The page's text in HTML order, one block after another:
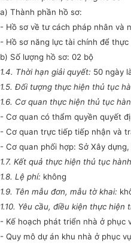
a) Thành phần hồ sơ:
- Hồ sơ về tư cách pháp nhân và
- Hồ sơ năng lực tài chính để
b) Số lượng hồ sơ: 02 bộ
1.4. Thời hạn giải quyết: 50 ngày
1.5. Đối tượng thực hiện thủ tục
1.6. Cơ quan thực hiện thủ tục
- Cơ quan có thẩm quyền quyết
- Cơ quan trực tiếp tiếp nhận và
- Cơ quan phối hợp: Sở Xây
1.7. Kết quả thực hiện thủ tục
1.8. Lệ phí: không
1.9. Tên mẫu đơn, mẫu tờ khai:
1.10. Yêu cầu, điều kiện thực hiện
- Kế hoạch phát triển nhà ở phục
- Quy mô dự án khu nhà ở phục